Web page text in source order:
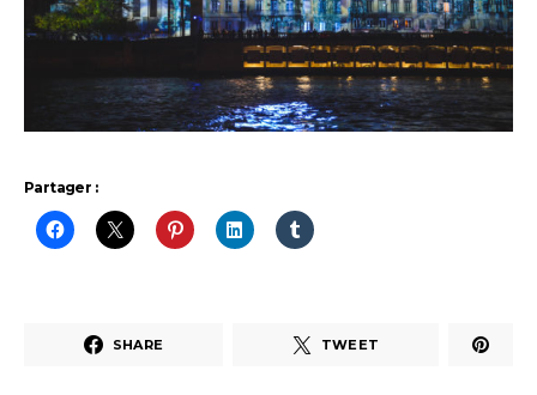
Partager :
SHARE TWEET